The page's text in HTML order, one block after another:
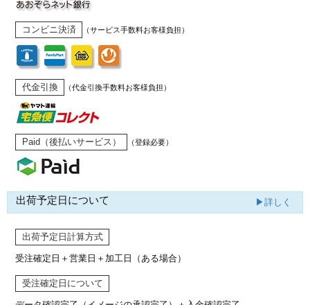
コンビニ決済 （サービス手数料お客様負担）
代金引換 （代金引換手数料お客様負担）
Paid（後払いサービス） （登録必要）
出荷予定日について ▶詳しく
出荷予定日計算方式
受注確定日＋営業日＋加工日（ある場合）
受注確定日について